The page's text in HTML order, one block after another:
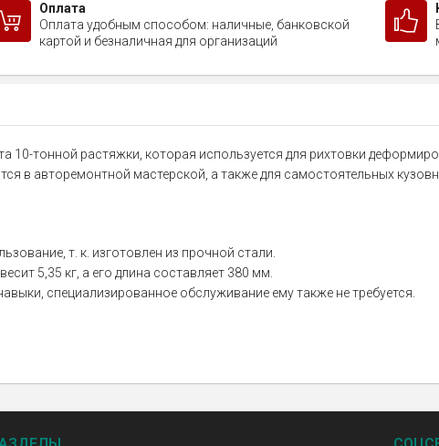
Оплата
Оплата удобным способом: наличные, банковской
картой и безналичная для организаций
10-тонной растяжки, которая используется для рихтовки
в авторемонтной мастерской, а также для самостоятельных
т. к. изготовлен из прочной стали.
5,35 кг, а его длина составляет 380 мм.
специализированное обслуживание ему также не требуется.